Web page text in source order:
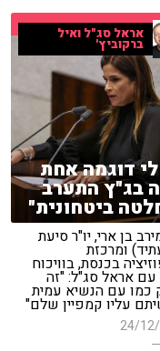
אראל סג"ל ואיל
ברקוביץ'
דוגמה אחת
בג"ץ התערב
ביטחונית"
בן ארי, יו"ר סיעת
ומרכזת
בכנסת, בוויכוח
עם אראל סג"ל: "זה
כמו עם הנשיא עמית
עליו קמפיין שלם"
24/